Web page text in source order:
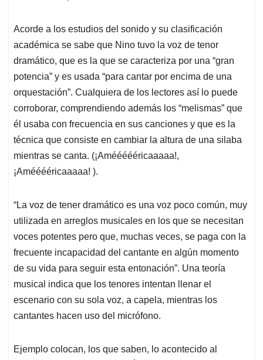
Acorde a los estudios del sonido y su clasificación
académica se sabe que Nino tuvo la voz de tenor
dramático, que es la que se caracteriza por una “gran
potencia” y es usada “para cantar por encima de una
orquestación”. Cualquiera de los lectores así lo puede
corroborar, comprendiendo además los “melismas” que
él usaba con frecuencia en sus canciones y que es la
técnica que consiste en cambiar la altura de una silaba
mientras se canta. (¡Améééééricaaaaa!,
¡Amééééricaaaaa! ).
“La voz de tener dramático es una voz poco común, muy
utilizada en arreglos musicales en los que se necesitan
voces potentes pero que, muchas veces, se paga con la
frecuente incapacidad del cantante en algún momento
de su vida para seguir esta entonación”. Una teoría
musical indica que los tenores intentan llenar el
escenario con su sola voz, a capela, mientras los
cantantes hacen uso del micrófono.
Ejemplo colocan, los que saben, lo acontecido al